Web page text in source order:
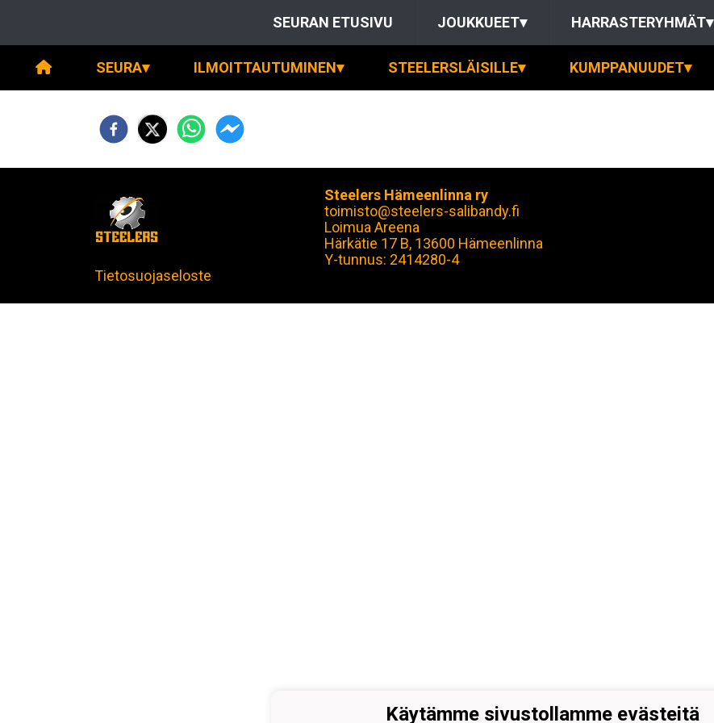
SEURAN ETUSIVU JOUKKUEET▾ HARRASTERYHMÄT▾
SEURA▾ ILMOITTAUTUMINEN▾ STEELERSLÄISILLE▾ KUMPPANUUDET▾
Tietosuojaseloste
Steelers Hämeenlinna ry
toimisto@steelers-salibandy.fi
Loimua Areena
Härkätie 17 B, 13600 Hämeenlinna
Y-tunnus: 2414280-4
Käytämme sivustollamme evästeitä